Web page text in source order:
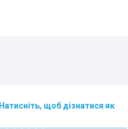
Натисніть, щоб дізнатися як